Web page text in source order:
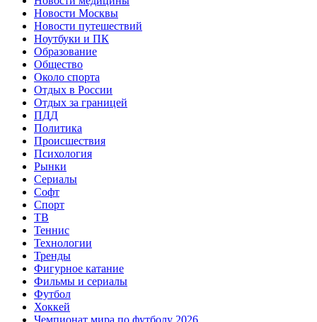
Новости Москвы
Новости путешествий
Ноутбуки и ПК
Образование
Общество
Около спорта
Отдых в России
Отдых за границей
ПДД
Политика
Происшествия
Психология
Рынки
Сериалы
Софт
Спорт
ТВ
Теннис
Технологии
Тренды
Фигурное катание
Фильмы и сериалы
Футбол
Хоккей
Чемпионат мира по футболу 2026